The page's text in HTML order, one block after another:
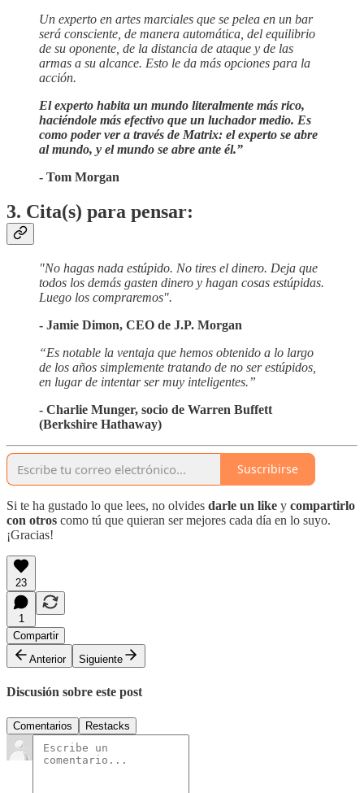
Un experto en artes marciales que se pelea en un bar
será consciente, de manera automática, del equilibrio
de su oponente, de la distancia de ataque y de las
armas a su alcance. Esto le da más opciones para la
acción.
El experto habita un mundo literalmente más rico,
haciéndole más efectivo que un luchador medio. Es
como poder ver a través de Matrix: el experto se abre
al mundo, y el mundo se abre ante él.”
- Tom Morgan
3. Cita(s) para pensar:
"No hagas nada estúpido. No tires el dinero. Deja que
todos los demás gasten dinero y hagan cosas estúpidas.
Luego los compraremos".
- Jamie Dimon, CEO de J.P. Morgan
“Es notable la ventaja que hemos obtenido a lo largo
de los años simplemente tratando de no ser estúpidos,
en lugar de intentar ser muy inteligentes.”
- Charlie Munger, socio de Warren Buffett
(Berkshire Hathaway)
Suscribirse
Si te ha gustado lo que lees, no olvides darle un like y compartirlo
con otros como tú que quieran ser mejores cada día en lo suyo.
¡Gracias!
23
1
Compartir
Anterior
Siguiente
Discusión sobre este post
Comentarios Restacks